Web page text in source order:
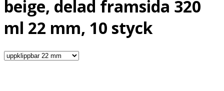
beige, delad framsida 320
ml 22 mm, 10 styck